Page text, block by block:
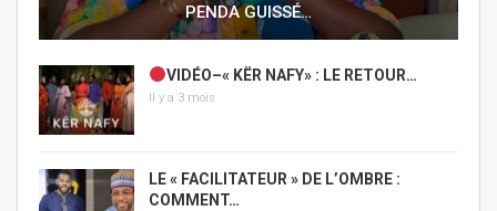
PENDA GUISSÉ…
VIDÉO–« KËR NAFY» : LE RETOUR…
Il y a 3 mois
LE « FACILITATEUR » DE L’OMBRE :
COMMENT…